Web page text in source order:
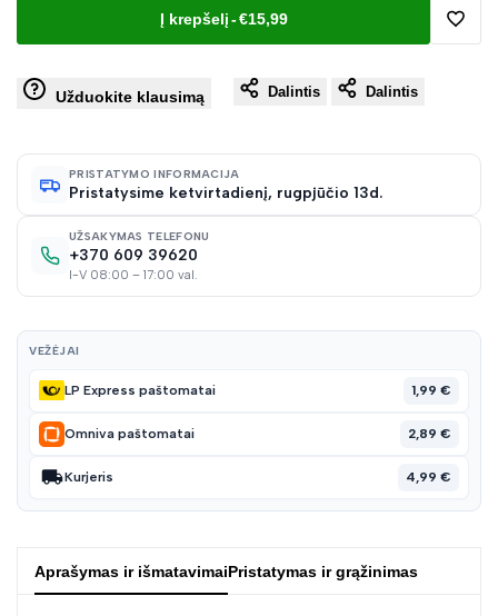
Į krepšelį-€15,99
Užduokite klausimą Dalintis Dalintis
PRISTATYMO INFORMACIJA
Pristatysime ketvirtadienį, rugpjūčio 13d.
UŽSAKYMAS TELEFONU
+370 609 39620
I-V 08:00 – 17:00 val.
VEŽĖJAI
LP Express paštomatai 1,99 €
Omniva paštomatai 2,89 €
Kurjeris 4,99 €
Aprašymas ir išmatavimaiPristatymas ir grąžinimas